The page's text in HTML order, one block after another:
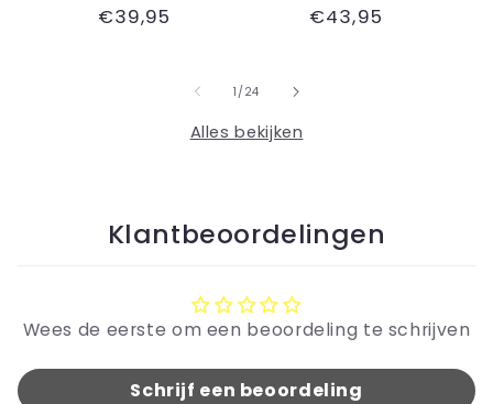
Normale
€39,95
Normale
€43,95
1 / van
24
Alles bekijken
Klantbeoordelingen
Wees de eerste om een beoordeling te schrijven
Schrijf een beoordeling